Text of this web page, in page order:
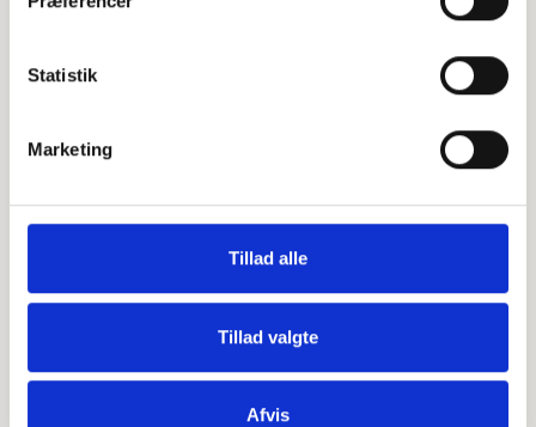
Statistik
Marketing
Tillad alle
Tillad valgte
Afvis
Sammen kan vi mindes Lone Rasmussen. Du kan tænde
et lys, skrive et mindeord,
rose
Tænd et lys
Tilføj et hjerte